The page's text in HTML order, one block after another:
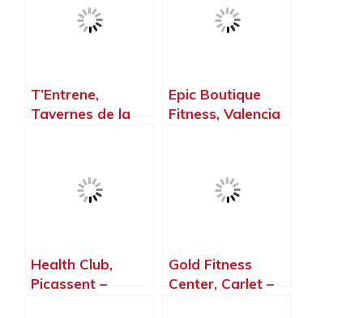
T’Entrene,
Tavernes de la
Epic Boutique
Fitness, Valencia
Health Club,
Picassent –
Gold Fitness
Center, Carlet –